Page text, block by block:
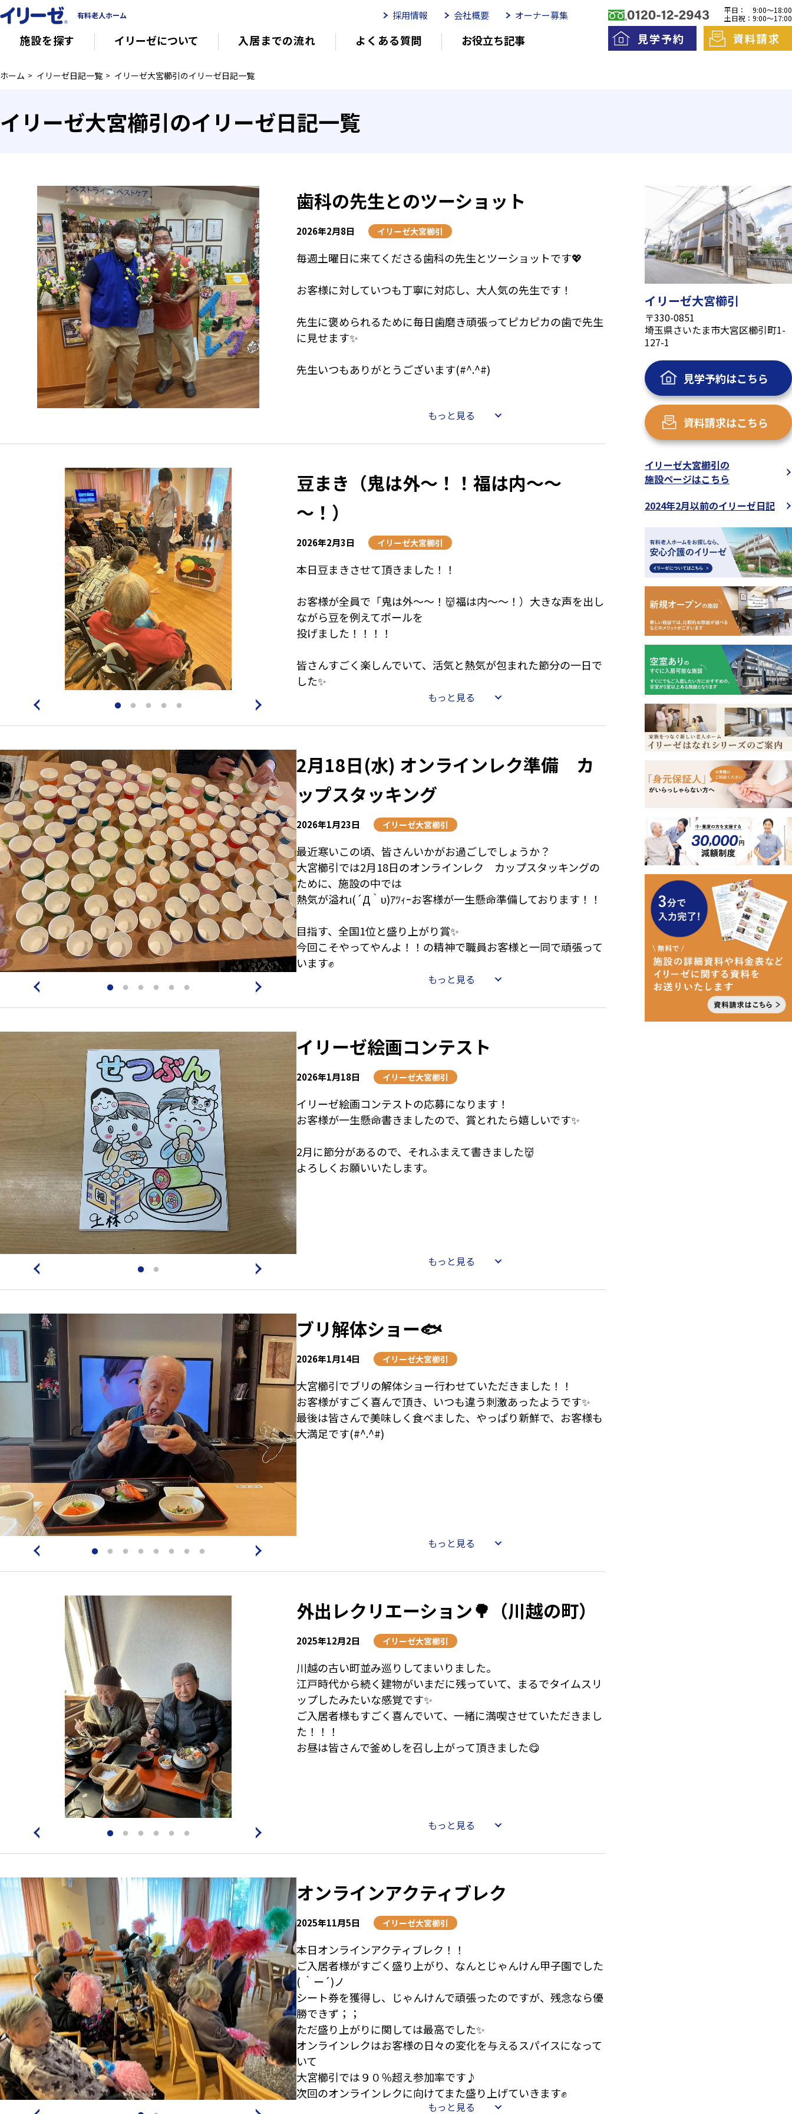
有料老人ホーム
施設を探す イリーゼについて
イリーゼについて
会社概要
入居までの流れ よくある質問 お役立ち記事
意外と知らない介護保険の基本 有料老人ホームを選ぶ時のポイント
採用情報 会社概要 オーナー募集
平日：
土日祝：
9:00～18:00
9:00～17:00
見学予約 資料請求
ホーム イリーゼ日記一覧 イリーゼ大宮櫛引のイリーゼ日記一覧
イリーゼ大宮櫛引のイリーゼ日記一覧
歯科の先生とのツーショット
2026年2月8日 イリーゼ大宮櫛引
毎週土曜日に来てくださる歯科の先生とツーショットです💖
お客様に対していつも丁寧に対応し、大人気の先生です！
先生に褒められるために毎日歯磨き頑張ってピカピカの歯で先生
に見せます✨
先生いつもありがとうございます(#^.^#)
もっと見る
豆まき（鬼は外～！！福は内～～
～！）
2026年2月3日 イリーゼ大宮櫛引
本日豆まきさせて頂きました！！
お客様が全員で「鬼は外～～！👹福は内～～！）大きな声を出し
ながら豆を例えてボールを
投げました！！！！
皆さんすごく楽しんでいて、活気と熱気が包まれた節分の一日で
した✨
もっと見る
2月18日(水) オンラインレク準備 カ
ップスタッキング
2026年1月23日 イリーゼ大宮櫛引
最近寒いこの頃、皆さんいかがお過ごしでしょうか？
大宮櫛引では2月18日のオンラインレク カップスタッキングの
ために、施設の中では
熱気が溢れι(´Д｀υ)ｱﾂｨｰお客様が一生懸命準備しております！！
目指す、全国1位と盛り上がり賞✨
今回こそやってやんよ！！の精神で職員お客様と一同で頑張って
います✊
応援よろしくお願いいたします。
もっと見る
イリーゼ絵画コンテスト
2026年1月18日 イリーゼ大宮櫛引
イリーゼ絵画コンテストの応募になります！
お客様が一生懸命書きましたので、賞とれたら嬉しいです✨
2月に節分があるので、それふまえて書きました👹
よろしくお願いいたします。
もっと見る
ブリ解体ショー🐟
2026年1月14日 イリーゼ大宮櫛引
大宮櫛引でブリの解体ショー行わせていただきました！！
お客様がすごく喜んで頂き、いつも違う刺激あったようです✨
最後は皆さんで美味しく食べました、やっぱり新鮮で、お客様も
大満足です(#^.^#)
もっと見る
外出レクリエーション🌳（川越の町）
2025年12月2日 イリーゼ大宮櫛引
川越の古い町並み巡りしてまいりました。
江戸時代から続く建物がいまだに残っていて、まるでタイムスリ
ップしたみたいな感覚です✨
ご入居者様もすごく喜んでいて、一緒に満喫させていただきまし
た！！！
もっと見る
オンラインアクティブレク
2025年11月5日 イリーゼ大宮櫛引
本日オンラインアクティブレク！！
ご入居者様がすごく盛り上がり、なんとじゃんけん甲子園でした
( ｀ー´)ノ
シート券を獲得し、じゃんけんで頑張ったのですが、残念なら優
勝できず；；
ただ盛り上がりに関しては最高でした✨
オンラインレクはお客様の日々の変化を与えるスパイスになって
いて
大宮櫛引では９０％超え参加率です♪
次回のオンラインレクに向けてまた盛り上げていきます✊
もっと見る
イリーゼ大宮櫛引
〒330-0851
埼玉県さいたま市大宮区櫛引町1-
127-1
見学予約はこちら
資料請求はこちら
イリーゼ大宮櫛引の
施設ページはこちら
2024年2月以前のイリーゼ日記